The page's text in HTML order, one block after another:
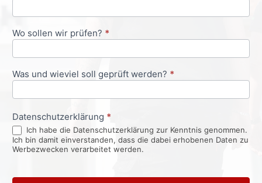
Wo sollen wir prüfen? *
Was und wieviel soll geprüft werden? *
Datenschutzerklärung *
Ich habe die Datenschutzerklärung zur Kenntnis genommen.
Ich bin damit einverstanden, dass die dabei erhobenen Daten zu
Werbezwecken verarbeitet werden.